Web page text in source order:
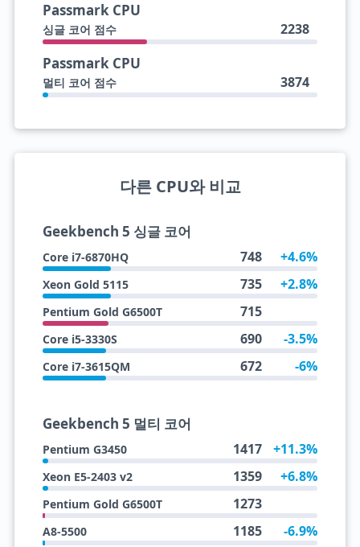
Passmark CPU
싱글 코어 점수 2238
Passmark CPU
멀티 코어 점수 3874
다른 CPU와 비교
Geekbench 5 싱글 코어
Core i7-6870HQ 748 +4.6%
Xeon Gold 5115 735 +2.8%
Pentium Gold G6500T 715
Core i5-3330S 690 -3.5%
Core i7-3615QM 672 -6%
Geekbench 5 멀티 코어
Pentium G3450 1417 +11.3%
Xeon E5-2403 v2 1359 +6.8%
Pentium Gold G6500T 1273
A8-5500 1185 -6.9%